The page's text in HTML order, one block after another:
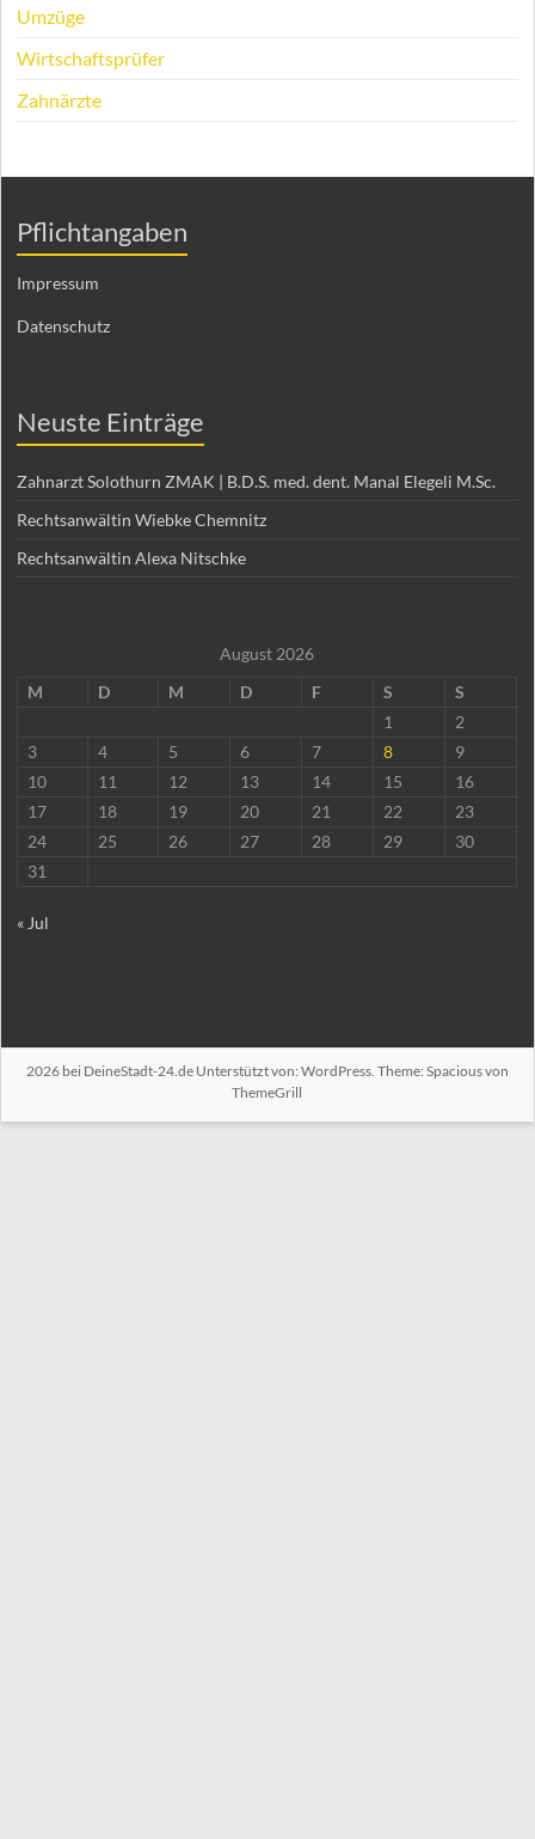
Umzüge
Wirtschaftsprüfer
Zahnärzte
Pflichtangaben
Impressum
Datenschutz
Neuste Einträge
Zahnarzt Solothurn ZMAK | B.D.S. med. dent. Manal Elegeli M.Sc.
Rechtsanwältin Wiebke Chemnitz
Rechtsanwältin Alexa Nitschke
August 2026
M
D M D F S
S
1
2
3
4 5 6 7 8
9
10
11 12 13 14 15
16
17
18 19 20 21 22
23
24
25 26 27 28 29
30
31
« Jul
2026 bei DeineStadt-24.deUnterstützt von: WordPress. Theme: Spacious von
ThemeGrill